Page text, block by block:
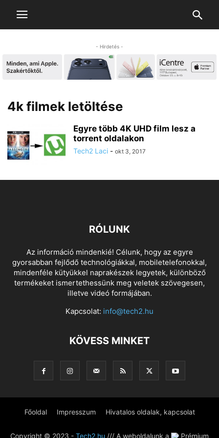
- Hirdetés -
4k filmek letöltése
Egyre több 4K UHD film lesz a
torrent oldalakon
Tech2 Laci - okt 3, 2017
RÓLUNK
Az információ mindenkié! Célunk, hogy az egyre
gyorsabban fejlődő technológiákkal, mobiletelefonokkal,
mindenféle kütyükkel naprakészek legyetek, különböző
termékeket ismertethessünk meg veletek szövegesen,
illetve videó formájában.
Kapcsolat: info@tech2.hu
KÖVESS MINKET
Főoldal Impresszum Hivatalos oldalak, kapcsolat
Copyright © 2023 - Tech2.hu /// A weboldalunk a Prémium